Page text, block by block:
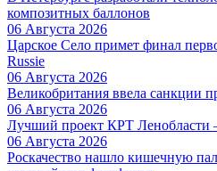
композитных баллонов
06 Августа 2026
Царское Село примет финал
Russie
06 Августа 2026
Великобритания ввела санкции
06 Августа 2026
Лучший проект КРТ Ленобласти
06 Августа 2026
Роскачество нашло кишечную